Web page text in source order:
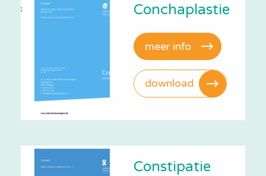
Conchaplastie
meer info
download
Constipatie